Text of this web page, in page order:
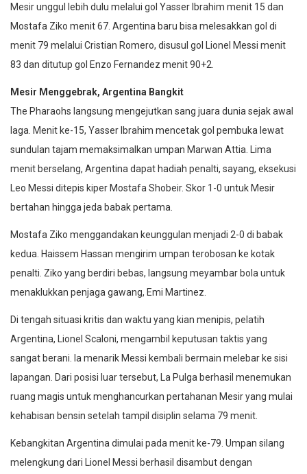
Mesir unggul lebih dulu melalui gol Yasser Ibrahim menit 15 dan
Mostafa Ziko menit 67. Argentina baru bisa melesakkan gol di
menit 79 melalui Cristian Romero, disusul gol Lionel Messi menit
83 dan ditutup gol Enzo Fernandez menit 90+2.
Mesir Menggebrak, Argentina Bangkit
The Pharaohs langsung mengejutkan sang juara dunia sejak awal
laga. Menit ke-15, Yasser Ibrahim mencetak gol pembuka lewat
sundulan tajam memaksimalkan umpan Marwan Attia. Lima
menit berselang, Argentina dapat hadiah penalti, sayang, eksekusi
Leo Messi ditepis kiper Mostafa Shobeir. Skor 1-0 untuk Mesir
bertahan hingga jeda babak pertama.
Mostafa Ziko menggandakan keunggulan menjadi 2-0 di babak
kedua. Haissem Hassan mengirim umpan terobosan ke kotak
penalti. Ziko yang berdiri bebas, langsung meyambar bola untuk
menaklukkan penjaga gawang, Emi Martinez.
Di tengah situasi kritis dan waktu yang kian menipis, pelatih
Argentina, Lionel Scaloni, mengambil keputusan taktis yang
sangat berani. Ia menarik Messi kembali bermain melebar ke sisi
lapangan. Dari posisi luar tersebut, La Pulga berhasil menemukan
ruang magis untuk menghancurkan pertahanan Mesir yang mulai
kehabisan bensin setelah tampil disiplin selama 79 menit.
Kebangkitan Argentina dimulai pada menit ke-79. Umpan silang
melengkung dari Lionel Messi berhasil disambut dengan